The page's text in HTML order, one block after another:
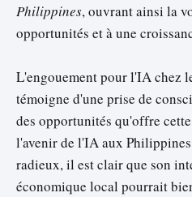
Philippines, ouvrant ainsi la
opportunités et à une
L'engouement pour l'IA chez
témoigne d'une prise de
des opportunités qu'offre
l'avenir de l'IA aux
radieux, il est clair que son
économique local pourrait